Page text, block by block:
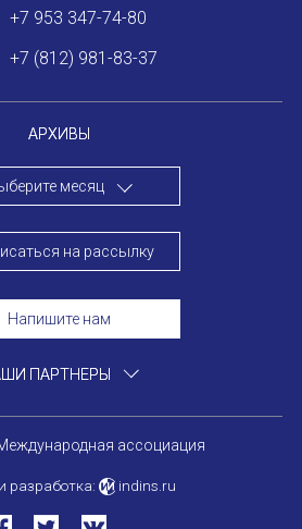
АРХИВЫ
месяц
на рассылку
Напишите нам
+7 953 347-74-80
+7 (812) 981-83-37
ПАРТНЕРЫ
ассоциация
разработка: indins.ru